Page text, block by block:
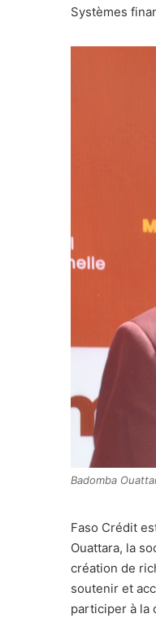
Systèmes
Badomba
Faso Crédit
Ouattara, la
création de
soutenir et
participer à la